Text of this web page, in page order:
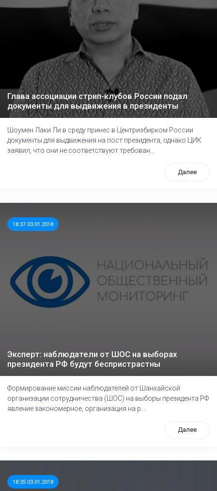
Глава ассоциации стрип-клубов России подал
документы для выдвижения в президенты
Шоумен Лаки Ли в среду принес в Центризбирком России
документы для выдвижения на пост президента, однако ЦИК
заявил, что они не соответствуют требован...
Далее
18:37 03.01.2018
Эксперт: наблюдатели от ШОС на выборах
президента РФ будут беспристрастны
Формирование миссии наблюдателей от Шанхайской
организации сотрудничества (ШОС) на выборы президента РФ
явление закономерное, организация на р...
Далее
18:35 03.01.2018